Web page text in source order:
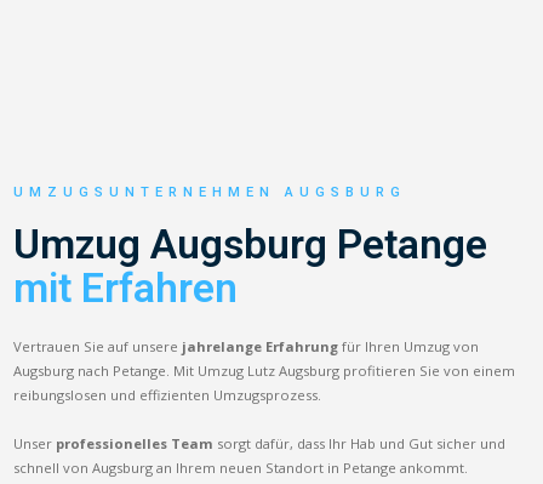
UMZUGSUNTERNEHMEN AUGSBURG
Umzug Augsburg Petange
mit Erfahren
Vertrauen Sie auf unsere jahrelange Erfahrung für Ihren Umzug von
Augsburg nach Petange. Mit Umzug Lutz Augsburg profitieren Sie von einem
reibungslosen und effizienten Umzugsprozess.
Unser professionelles Team sorgt dafür, dass Ihr Hab und Gut sicher und
schnell von Augsburg an Ihrem neuen Standort in Petange ankommt.